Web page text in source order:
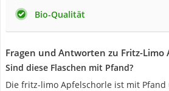
Bio-Qualität
Fragen und Antworten zu Fritz-Limo
Sind diese Flaschen mit Pfand?
Die fritz-limo Apfelschorle ist mit Pfand